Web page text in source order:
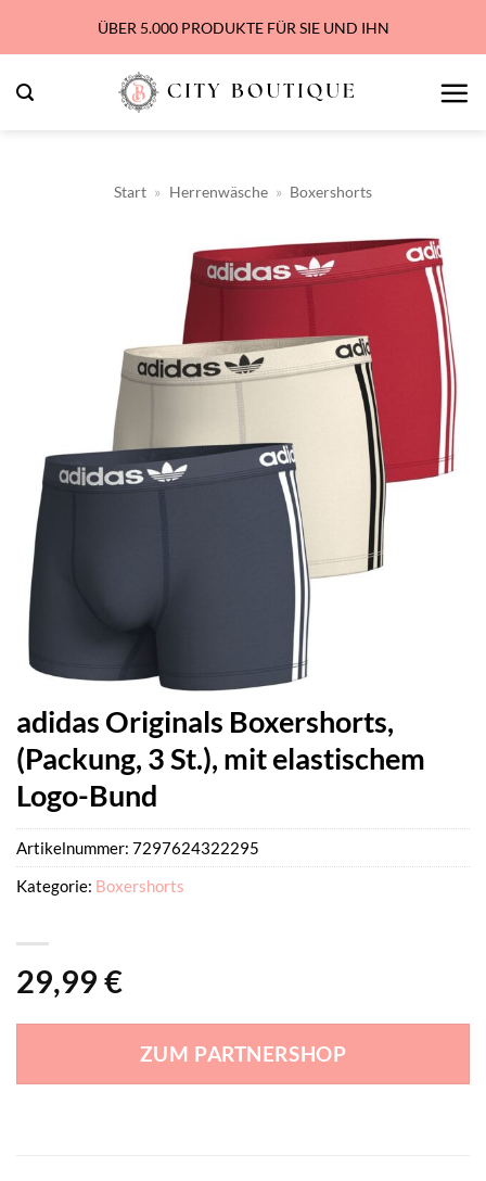
springen
ÜBER 5.000 PRODUKTE FÜR SIE UND IHN
Start » Herrenwäsche » Boxershorts
adidas Originals Boxershorts,
(Packung, 3 St.), mit elastischem
Logo-Bund
29,99 €
ZUM PARTNERSHOP
Artikelnummer: 7297624322295
Kategorie: Boxershorts